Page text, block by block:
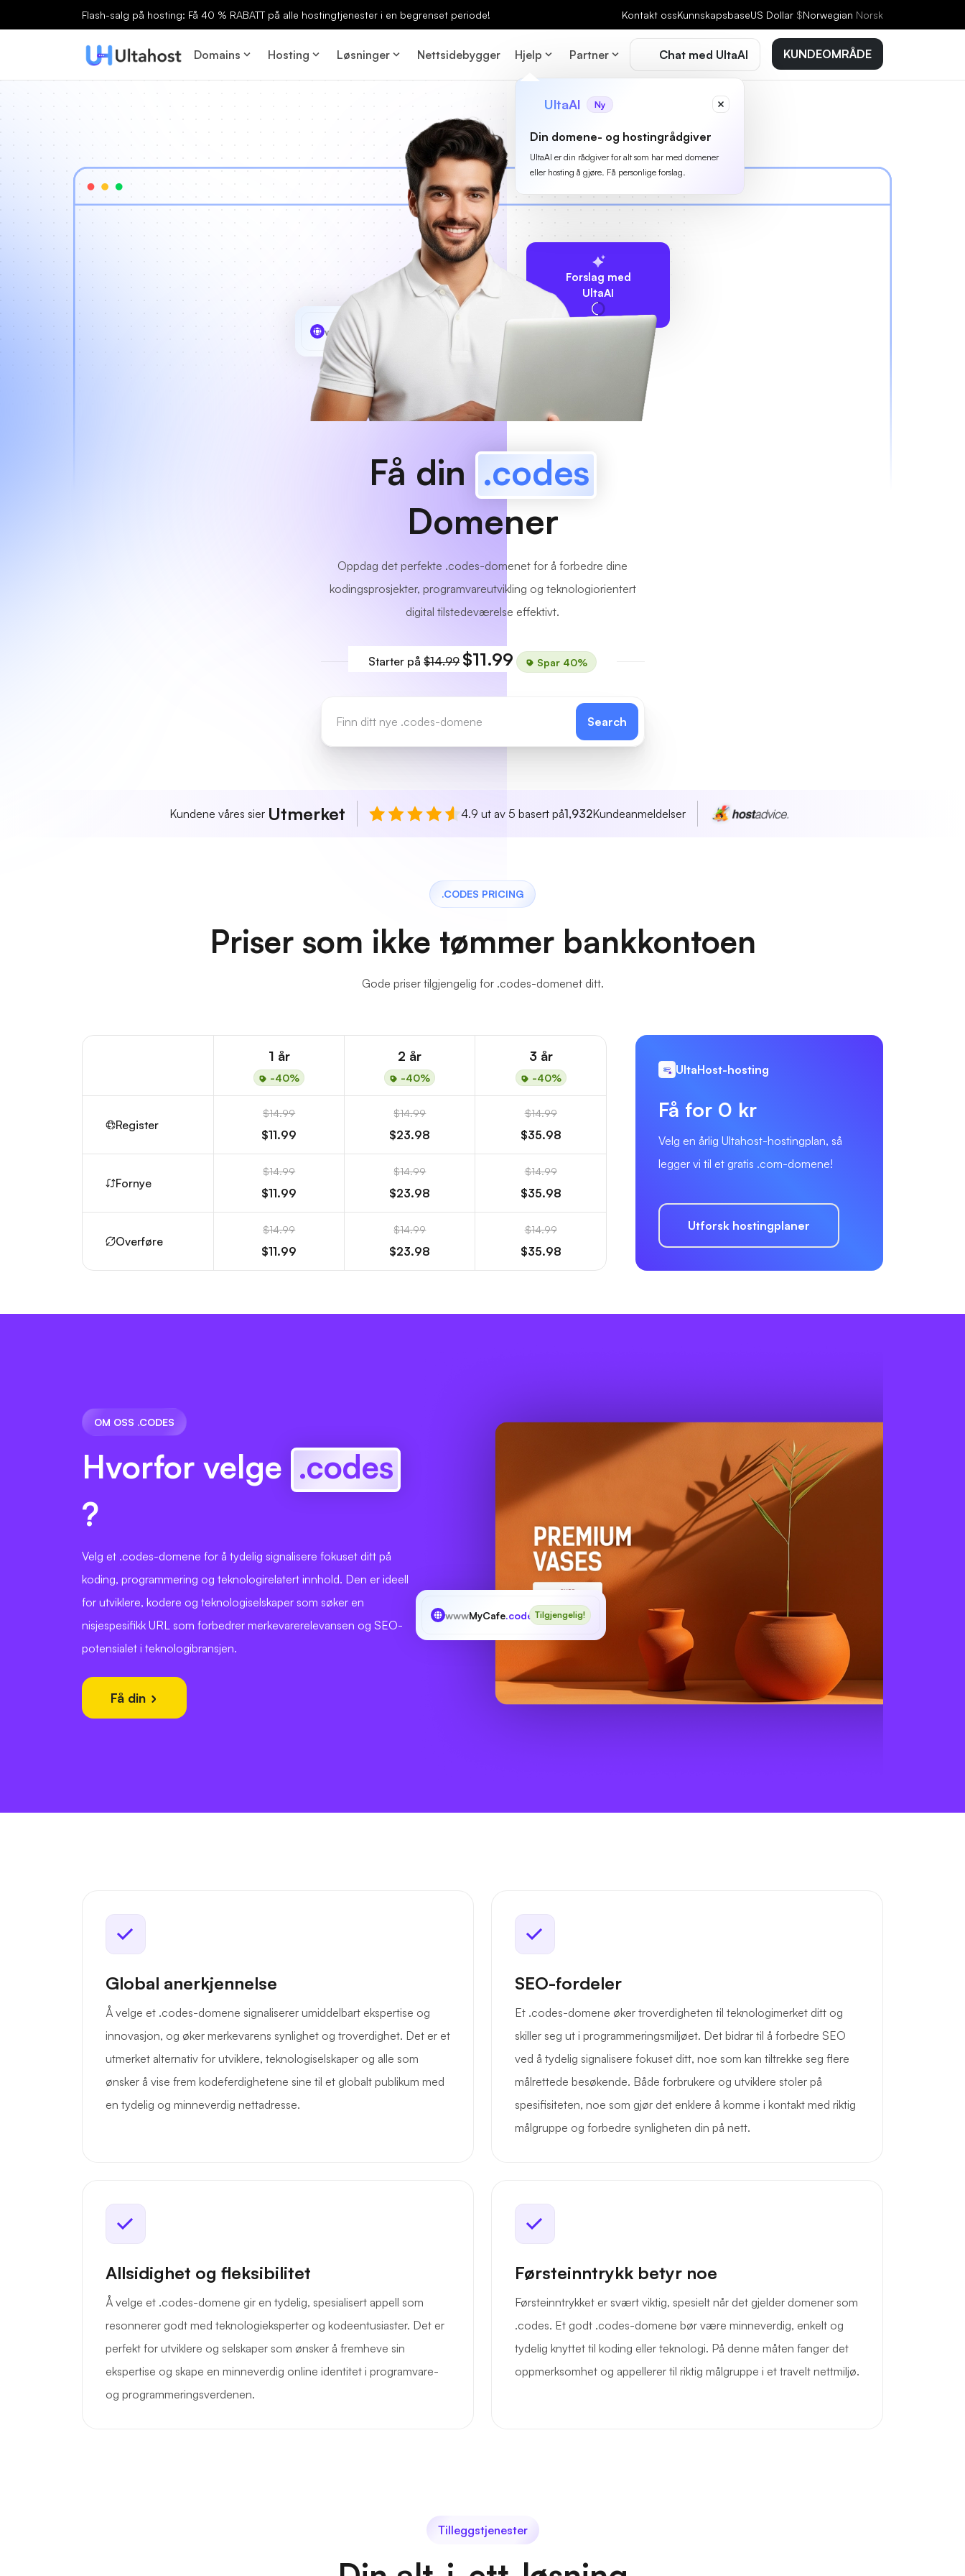
Flash-salg på hosting: Få 40 % RABATT på alle hostingtjenester i en begrenset periode! Kontakt ossKunnskapsbaseUS Dollar $Norwegian Norsk
Domains Hosting Løsninger Nettsidebygger Hjelp Partner Chat med UltaAI
UltaAI Ny
Din domene- og hostingrådgiver
UltaAI er din rådgiver for alt som har med domener
eller hosting å gjøre. Få personlige forslag.
KUNDEOMRÅDE
Forslag med
UltaAI
www MyCafe
Få din .codes
Domener
Oppdag det perfekte .codes-domenet for å forbedre dine
kodingsprosjekter, programvareutvikling og teknologiorientert
digital tilstedeværelse effektivt.
Starter på $14.99 $11.99 Spar 40%
Search
Kundene våres sier Utmerket 4.9 ut av 5 basert på1,932Kundeanmeldelser
.CODES PRICING
Priser som ikke tømmer bankkontoen
Gode priser tilgjengelig for .codes-domenet ditt.
1 år
-40%
2 år
-40%
3 år
-40%
Register
$14.99
$11.99
$14.99
$23.98
$14.99
$35.98
Fornye
$14.99
$11.99
$14.99
$23.98
$14.99
$35.98
Overføre
$14.99
$11.99
$14.99
$23.98
$14.99
$35.98
UltaHost-hosting
Få for 0 kr
Velg en årlig Ultahost-hostingplan, så
legger vi til et gratis .com-domene!
Utforsk hostingplaner
OM OSS .CODES
Hvorfor velge .codes
?
Velg et .codes-domene for å tydelig signalisere fokuset ditt på
koding, programmering og teknologirelatert innhold. Den er ideell
for utviklere, kodere og teknologiselskaper som søker en
nisjespesifikk URL som forbedrer merkevarerelevansen og SEO-
potensialet i teknologibransjen.
Få din
wwwMyCafe.codesTilgjengelig!
Global anerkjennelse
Å velge et .codes-domene signaliserer umiddelbart ekspertise og
innovasjon, og øker merkevarens synlighet og troverdighet. Det er et
utmerket alternativ for utviklere, teknologiselskaper og alle som
ønsker å vise frem kodeferdighetene sine til et globalt publikum med
en tydelig og minneverdig nettadresse.
SEO-fordeler
Et .codes-domene øker troverdigheten til teknologimerket ditt og
skiller seg ut i programmeringsmiljøet. Det bidrar til å forbedre SEO
ved å tydelig signalisere fokuset ditt, noe som kan tiltrekke seg flere
målrettede besøkende. Både forbrukere og utviklere stoler på
spesifisiteten, noe som gjør det enklere å komme i kontakt med riktig
målgruppe og forbedre synligheten din på nett.
Allsidighet og fleksibilitet
Å velge et .codes-domene gir en tydelig, spesialisert appell som
resonnerer godt med teknologieksperter og kodeentusiaster. Det er
perfekt for utviklere og selskaper som ønsker å fremheve sin
ekspertise og skape en minneverdig online identitet i programvare-
og programmeringsverdenen.
Førsteinntrykk betyr noe
Førsteinntrykket er svært viktig, spesielt når det gjelder domener som
.codes. Et godt .codes-domene bør være minneverdig, enkelt og
tydelig knyttet til koding eller teknologi. På denne måten fanger det
oppmerksomhet og appellerer til riktig målgruppe i et travelt nettmiljø.
Tilleggstjenester